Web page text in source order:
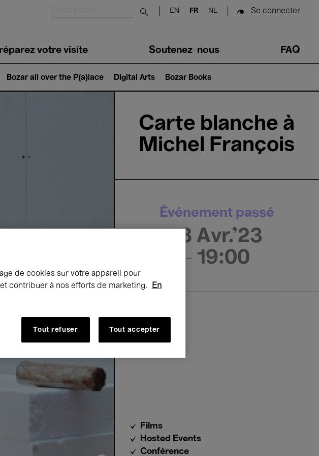
Submit search
EN FR NL Se connecter
votre visite Soutenez-nous FAQ
Bozar all over the P(a)lace Digital Arts Bozar Books
Carte blanche à
Michel François
Événement passé
18 Avr.'23
- 19:00
Films
Hosted Events
Conférence
de cookies sur votre appareil pour
contribuer à nos efforts de marketing.
En
Tout refuser Tout accepter